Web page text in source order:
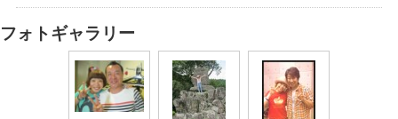
フォトギャラリー